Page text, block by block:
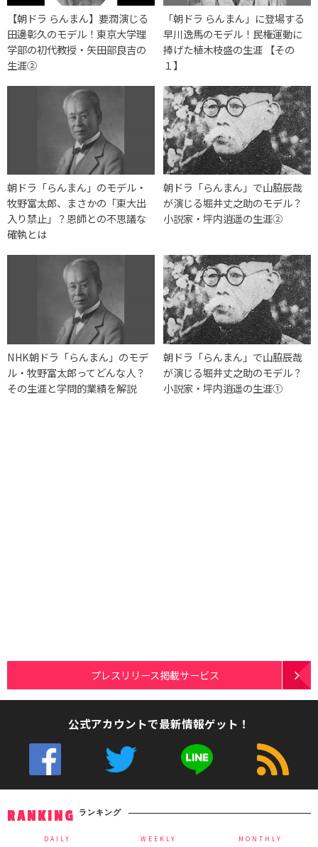
【朝ドラ らんまん】要潤演じる
田邊彰久のモデル！東京大学理
学部の初代教授・矢田部良吉の
生涯②
「朝ドラ らんまん」に登場する
早川逸馬のモデル！民権運動に
捧げた植木枝盛の生涯 【その
１】
朝ドラ「らんまん」のモデル・
牧野富太郎、まさかの「東大出
入り禁止」？恩師との不思議な
確執とは
朝ドラ「らんまん」で山脇辰哉
が演じる堀井丈之助のモデル？
小説家・坪内逍遥の生涯②
NHK朝ドラ「らんまん」のモデ
ル・牧野富太郎ってどんな人？
その生涯と学問的業績を解説
朝ドラ「らんまん」で山脇辰哉
が演じる堀井丈之助のモデル？
小説家・坪内逍遥の生涯①
プレスリリース掲載サービス
公式アカウントで最新情報ゲット！
RANKING ランキング
DAILY WEEKLY MONTHLY